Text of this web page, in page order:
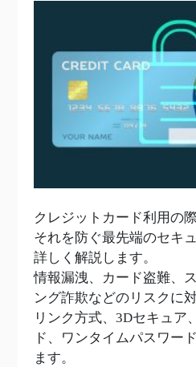
クレジットカード利用の
それを防ぐ最先端のセキ
詳しく解説します。
情報漏洩、カード盗難、
ング詐欺などのリスクに
リンク方式、3Dセキュア
ド、ワンタイムパスワー
ます。